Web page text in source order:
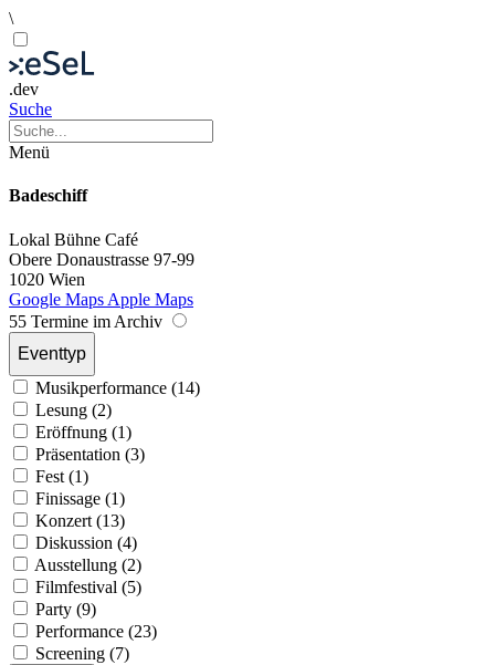
\
.dev
Suche
Menü
Badeschiff
Lokal Bühne Café
Obere Donaustrasse 97-99
1020 Wien
Google Maps Apple Maps
55 Termine im Archiv
Eventtyp
Musikperformance (14)
Lesung (2)
Eröffnung (1)
Präsentation (3)
Fest (1)
Finissage (1)
Konzert (13)
Diskussion (4)
Ausstellung (2)
Filmfestival (5)
Party (9)
Performance (23)
Screening (7)